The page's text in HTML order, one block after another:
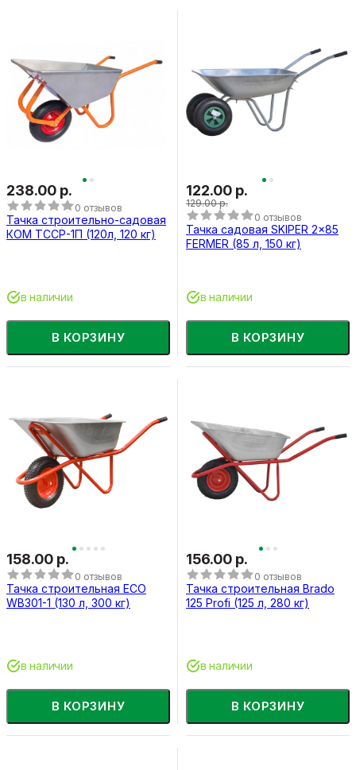
238.00 р.
0 отзывов
Тачка строительно-садовая
КОМ ТССР-1П (120л, 120 кг)
В КОРЗИНУ
в наличии
122.00 р.
129.00 р.
0 отзывов
Тачка садовая SKIPER 2x85
FERMER (85 л, 150 кг)
В КОРЗИНУ
в наличии
158.00 р.
0 отзывов
Тачка строительная ECO
WB301-1 (130 л, 300 кг)
В КОРЗИНУ
в наличии
156.00 р.
0 отзывов
Тачка строительная Brado
125 Profi (125 л, 280 кг)
В КОРЗИНУ
в наличии